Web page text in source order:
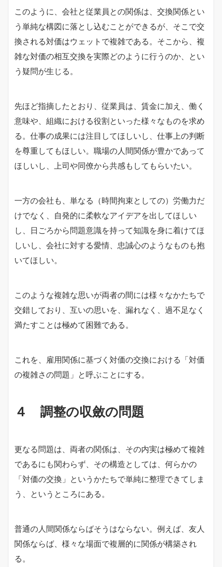
このように、会社と従業員との関係は、交換関係とい
う単純な構図に落とし込むことができるが、そこで交
換される対価はウェットで複雑である。そこから、複
雑な対価の相互交換を実際どのように行うのか、とい
う疑問が生じる。
先ほど指摘したとおり、従業員は、賃金に加え、働く
意味や、組織における役割といった様々なものを求め
る。仕事の成果には注目してほしいし、仕事上の判断
を尊重してもほしい。職場の人間関係が豊かであって
ほしいし、上司や同僚から共感もしてもらいたい。
一方の会社も、単なる（時間拘束としての）労働力だ
けでなく、自発的に柔軟なアイデアを出してほしい
し、日ごろから問題意識を持って知識を身に着けてほ
しいし、会社に対する愛情、忠誠心のようなものも抱
いてほしい。
このような複雑な思いが両者の間には様々なかたちで
交錯しており、互いの思いを、漏れなく、過不足なく
満たすことは極めて困難である。
これを、雇用関係に基づく対価の交換における「対価
の複雑さの問題」と呼ぶことにする。
４ 調整の収斂の問題
更なる問題は、両者の関係は、その内実は極めて複雑
であるにも関わらず、その構造としては、何らかの
「対価の交換」というかたちで単純に整理できてしま
う、というところにある。
普通の人間関係ならばそうはならない。例えば、友人
関係ならば、様々な場面で複層的に関係が構築され
る。